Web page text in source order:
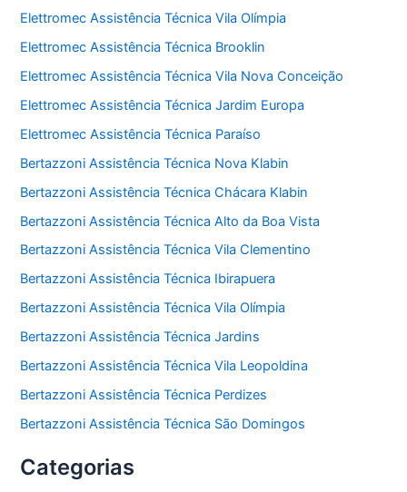
Elettromec Assistência Técnica Vila Olímpia
Elettromec Assistência Técnica Brooklin
Elettromec Assistência Técnica Vila Nova Conceição
Elettromec Assistência Técnica Jardim Europa
Elettromec Assistência Técnica Paraíso
Bertazzoni Assistência Técnica Nova Klabin
Bertazzoni Assistência Técnica Chácara Klabin
Bertazzoni Assistência Técnica Alto da Boa Vista
Bertazzoni Assistência Técnica Vila Clementino
Bertazzoni Assistência Técnica Ibirapuera
Bertazzoni Assistência Técnica Vila Olímpia
Bertazzoni Assistência Técnica Jardins
Bertazzoni Assistência Técnica Vila Leopoldina
Bertazzoni Assistência Técnica Perdizes
Bertazzoni Assistência Técnica São Domingos
Categorias